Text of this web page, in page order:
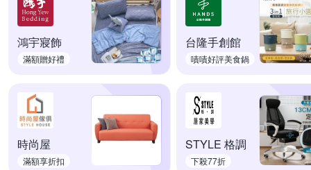
鴻宇寢飾
滿額贈好禮
台隆手創館
嘖嘖好評美食鍋
時尚屋
滿額享折扣
STYLE 格調
下殺77折